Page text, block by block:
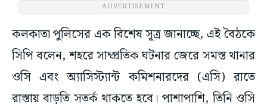
ADVERTISEMENT
কলকাতা পুলিসের এক বিশেষ সূত্র জানাচ্ছে, এই বৈঠকে
সিপি বলেন, শহরে সাম্প্রতিক ঘটনার জেরে সমস্ত থানার
ওসি এবং অ্যাসিস্ট্যান্ট কমিশনারদের (এসি) রাতে
রাস্তায় বাড়তি সতর্ক থাকতে হবে। পাশাপাশি, তিনি ওসি